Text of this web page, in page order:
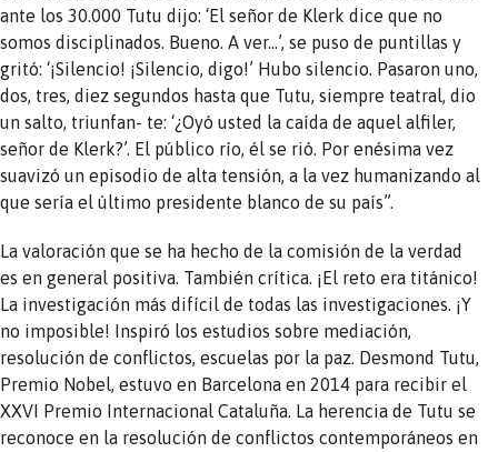
ante los 30.000 Tutu dijo: ‘El señor de Klerk dice que no
somos disciplinados. Bueno. A ver…’, se puso de puntillas y
gritó: ‘¡Silencio! ¡Silencio, digo!’ Hubo silencio. Pasaron uno,
dos, tres, diez segundos hasta que Tutu, siempre teatral, dio
un salto, triunfan- te: ‘¿Oyó usted la caída de aquel alfiler,
señor de Klerk?’. El público río, él se rió. Por enésima vez
suavizó un episodio de alta tensión, a la vez humanizando al
que sería el último presidente blanco de su país”.
La valoración que se ha hecho de la comisión de la verdad
es en general positiva. También crítica. ¡El reto era titánico!
La investigación más difícil de todas las investigaciones. ¡Y
no imposible! Inspiró los estudios sobre mediación,
resolución de conflictos, escuelas por la paz. Desmond Tutu,
Premio Nobel, estuvo en Barcelona en 2014 para recibir el
XXVI Premio Internacional Cataluña. La herencia de Tutu se
reconoce en la resolución de conflictos contemporáneos en